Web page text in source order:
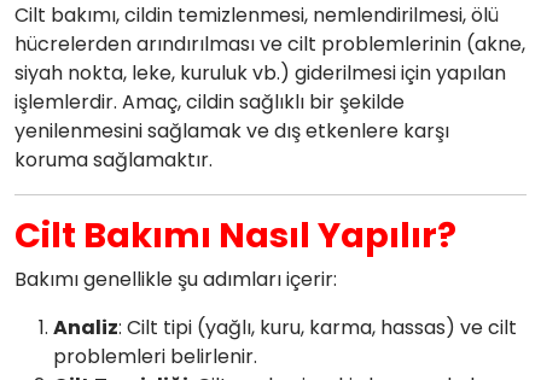
Cilt bakımı, cildin temizlenmesi, nemlendirilmesi, ölü
hücrelerden arındırılması ve cilt problemlerinin (akne,
siyah nokta, leke, kuruluk vb.) giderilmesi için yapılan
işlemlerdir. Amaç, cildin sağlıklı bir şekilde
yenilenmesini sağlamak ve dış etkenlere karşı
koruma sağlamaktır.
Cilt Bakımı Nasıl Yapılır?
Bakımı genellikle şu adımları içerir:
Analiz: Cilt tipi (yağlı, kuru, karma, hassas) ve cilt
problemleri belirlenir.